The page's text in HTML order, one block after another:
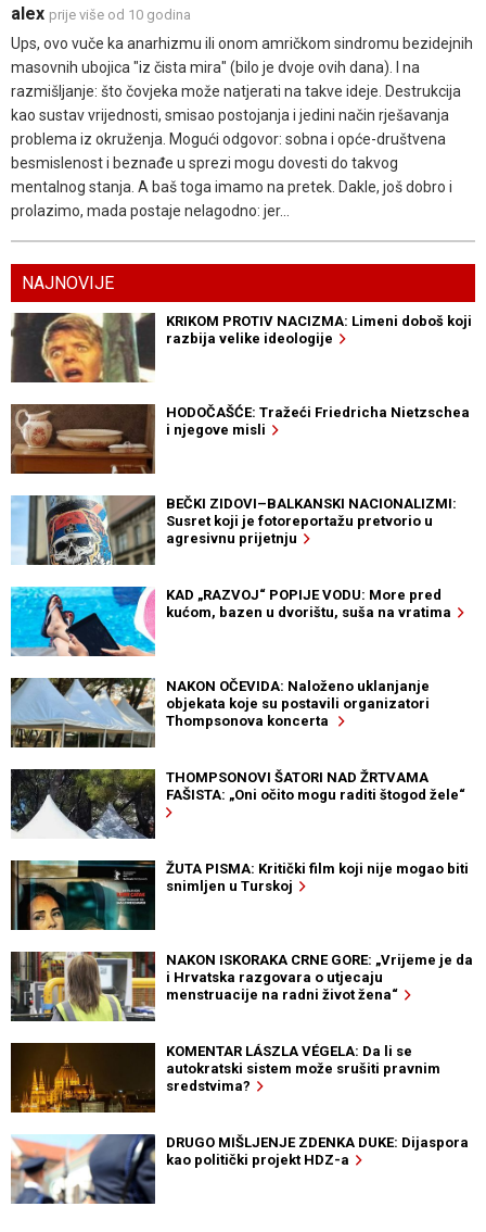
alex prije više od 10 godina
Ups, ovo vuče ka anarhizmu ili onom amričkom sindromu bezidejnih
masovnih ubojica "iz čista mira" (bilo je dvoje ovih dana). I na
razmišljanje: što čovjeka može natjerati na takve ideje. Destrukcija
kao sustav vrijednosti, smisao postojanja i jedini način rješavanja
problema iz okruženja. Mogući odgovor: sobna i opće-društvena
besmislenost i beznađe u sprezi mogu dovesti do takvog
mentalnog stanja. A baš toga imamo na pretek. Dakle, još dobro i
prolazimo, mada postaje nelagodno: jer...
NAJNOVIJE
KRIKOM PROTIV NACIZMA: Limeni doboš koji
razbija velike ideologije
HODOČAŠĆE: Tražeći Friedricha Nietzschea
i njegove misli
BEČKI ZIDOVI–BALKANSKI NACIONALIZMI:
Susret koji je fotoreportažu pretvorio u
agresivnu prijetnju
KAD „RAZVOJ“ POPIJE VODU: More pred
kućom, bazen u dvorištu, suša na vratima
NAKON OČEVIDA: Naloženo uklanjanje
objekata koje su postavili organizatori
Thompsonova koncerta
THOMPSONOVI ŠATORI NAD ŽRTVAMA
FAŠISTA: „Oni očito mogu raditi štogod žele“
ŽUTA PISMA: Kritički film koji nije mogao biti
snimljen u Turskoj
NAKON ISKORAKA CRNE GORE: „Vrijeme je da
i Hrvatska razgovara o utjecaju
menstruacije na radni život žena“
KOMENTAR LÁSZLA VÉGELA: Da li se
autokratski sistem može srušiti pravnim
sredstvima?
DRUGO MIŠLJENJE ZDENKA DUKE: Dijaspora
kao politički projekt HDZ-a